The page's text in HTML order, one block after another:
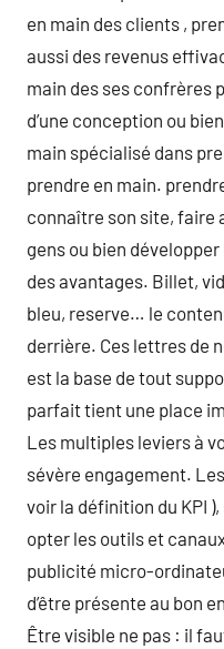
en main des clients ,
aussi des revenus
main des ses confrères
d’une conception ou
main spécialisé dans
prendre en main.
connaître son site, faire
gens ou bien
des avantages. Billet,
bleu, reserve… le
derrière. Ces lettres de
est la base de tout
parfait tient une place
Les multiples leviers à
sévère engagement.
voir la définition du KPI
opter les outils et
publicité micro-
d’être présente au bon
Être visible ne pas : il